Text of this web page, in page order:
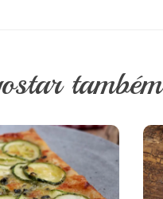
também